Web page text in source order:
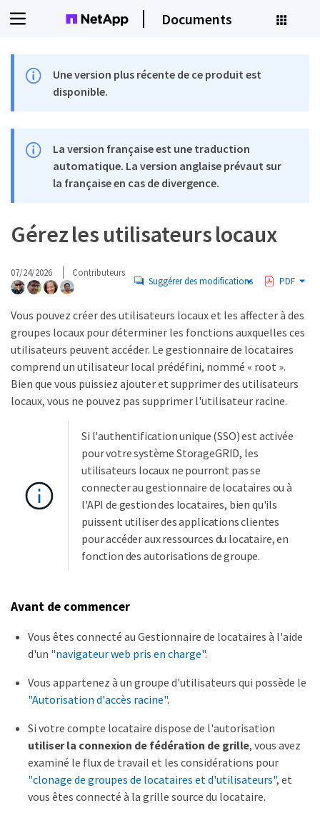
Documents
Une version plus récente de ce produit est
disponible.
La version française est une traduction
automatique. La version anglaise prévaut sur
la française en cas de divergence.
Gérez les utilisateurs locaux
07/24/2026 Contributeurs
Suggérer des modifications PDF
Vous pouvez créer des utilisateurs locaux et les affecter à des
groupes locaux pour déterminer les fonctions auxquelles ces
utilisateurs peuvent accéder. Le gestionnaire de locataires
comprend un utilisateur local prédéfini, nommé « root ».
Bien que vous puissiez ajouter et supprimer des utilisateurs
locaux, vous ne pouvez pas supprimer l'utilisateur racine.
Si l'authentification unique (SSO) est activée
pour votre système StorageGRID, les
utilisateurs locaux ne pourront pas se
connecter au gestionnaire de locataires ou à
l'API de gestion des locataires, bien qu'ils
puissent utiliser des applications clientes
pour accéder aux ressources du locataire, en
fonction des autorisations de groupe.
Avant de commencer
Vous êtes connecté au Gestionnaire de locataires à l'aide
d'un "navigateur web pris en charge".
Vous appartenez à un groupe d'utilisateurs qui possède le
"Autorisation d'accès racine".
Si votre compte locataire dispose de l'autorisation
utiliser la connexion de fédération de grille, vous avez
examiné le flux de travail et les considérations pour
"clonage de groupes de locataires et d'utilisateurs", et
vous êtes connecté à la grille source du locataire.